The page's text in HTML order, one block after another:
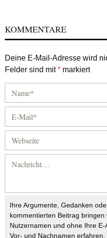
KOMMENTARE
Deine E-Mail-Adresse wird
Felder sind mit* markiert
Ihre Argumente, Gedanken
kommentierten Beitrag
Nutzernamen und ohne Ihre
Vor- und Nachnamen erfahren.